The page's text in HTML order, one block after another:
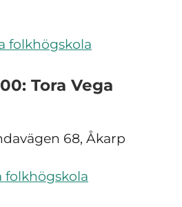
folkhögskola
Tora Vega
68, Åkarp
folkhögskola